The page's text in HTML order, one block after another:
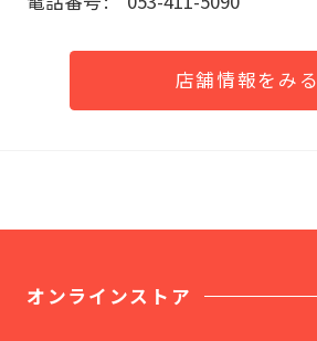
店舗情報をみる
オンラインストア